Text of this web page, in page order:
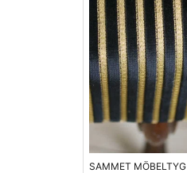
SAMMET MÖBELTYG